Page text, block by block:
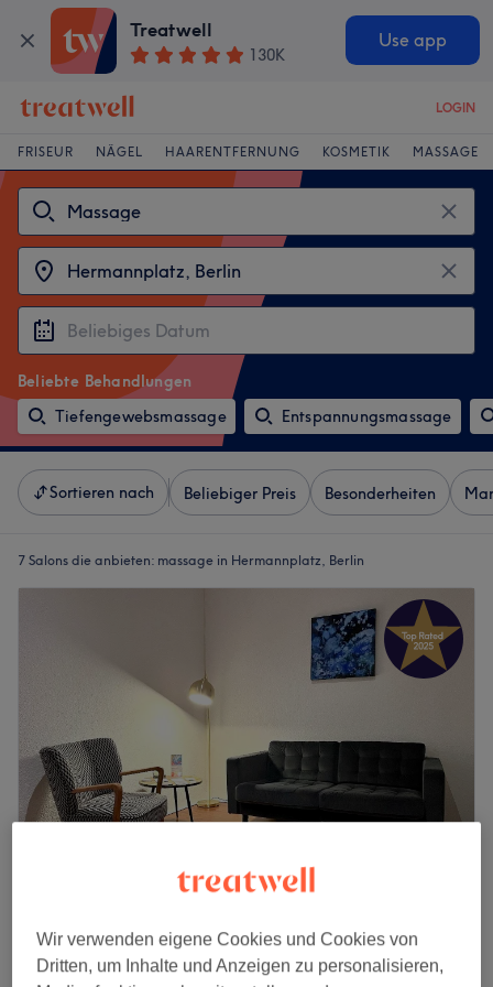
Treatwell
130K
Use app
LOGIN
FRISEUR NÄGEL HAARENTFERNUNG KOSMETIK MASSAGE
Beliebte Behandlungen
Tiefengewebsmassage
Entspannungsmassage
Sortieren nach Beliebiger Preis Besonderheiten
7 Salons die anbieten: massage in Hermannplatz, Berlin
4,9
148 Bewertungen
Neukölln, Berlin
Auf Karte anzeigen
Wir verwenden eigene Cookies und Cookies von
Dritten, um Inhalte und Anzeigen zu personalisieren,